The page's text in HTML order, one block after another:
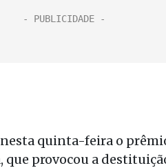
quinta-feira o
provocou a